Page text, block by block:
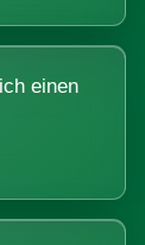
einen